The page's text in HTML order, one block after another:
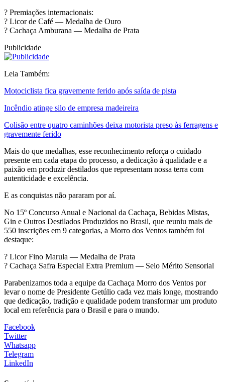
? Premiações internacionais:
? Licor de Café — Medalha de Ouro
? Cachaça Amburana — Medalha de Prata
Publicidade
Leia Também:
Motociclista fica gravemente ferido após saída de pista
Incêndio atinge silo de empresa madeireira
Colisão entre quatro caminhões deixa motorista preso às ferragens e
gravemente ferido
Mais do que medalhas, esse reconhecimento reforça o cuidado
presente em cada etapa do processo, a dedicação à qualidade e a
paixão em produzir destilados que representam nossa terra com
autenticidade e excelência.
E as conquistas não pararam por aí.
No 15º Concurso Anual e Nacional da Cachaça, Bebidas Mistas,
Gin e Outros Destilados Produzidos no Brasil, que reuniu mais de
550 inscrições em 9 categorias, a Morro dos Ventos também foi
destaque:
? Licor Fino Marula — Medalha de Prata
? Cachaça Safra Especial Extra Premium — Selo Mérito Sensorial
Parabenizamos toda a equipe da Cachaça Morro dos Ventos por
levar o nome de Presidente Getúlio cada vez mais longe, mostrando
que dedicação, tradição e qualidade podem transformar um produto
local em referência para o Brasil e para o mundo.
Facebook
Twitter
Whatsapp
Telegram
LinkedIn